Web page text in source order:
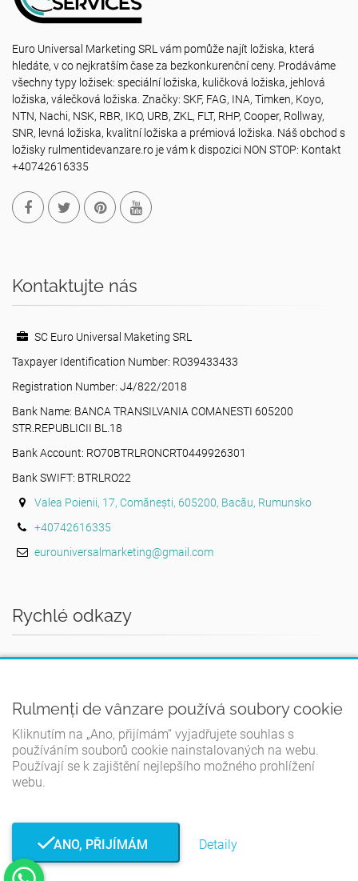
Euro Universal Marketing SRL vám pomůže najít ložiska, která
hledáte, v co nejkratším čase za bezkonkurenční ceny. Prodáváme
všechny typy ložisek: speciální ložiska, kuličková ložiska, jehlová
ložiska, válečková ložiska. Značky: SKF, FAG, INA, Timken, Koyo,
NTN, Nachi, NSK, RBR, IKO, URB, ZKL, FLT, RHP, Cooper, Rollway,
SNR, levná ložiska, kvalitní ložiska a prémiová ložiska. Náš obchod s
ložisky rulmentidevanzare.ro je vám k dispozici NON STOP: Kontakt
+40742616335
Kontaktujte nás
SC Euro Universal Maketing SRL
Taxpayer Identification Number: RO39433433
Registration Number: J4/822/2018
Bank Name: BANCA TRANSILVANIA COMANESTI 605200
STR.REPUBLICII BL.18
Bank Account: RO70BTRLRONCRT0449926301
Bank SWIFT: BTRLRO22
Valea Poienii, 17, Comănești, 605200, Bacău, Rumunsko
+40742616335
eurouniversalmarketing@gmail.com
Rychlé odkazy
ZÁSADY OCHRANY OSOBNÍCH ÚDAJŮ
ZÁSADY POUŽÍVÁNÍ COOKIES
KONTAKT
© Rulmenți de vânzare 2026. Všechna práva vyhrazena.
Rulmenți de vânzare používá soubory cookie
Kliknutím na „Ano, přijímám“ vyjadřujete souhlas s
používáním souborů cookie nainstalovaných na webu.
Používají se k zajištění nejlepšího možného prohlížení
webu.
ANO, PŘIJÍMÁM Detaily